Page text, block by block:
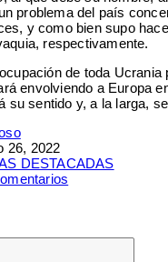
problema del país
y como bien supo
respectivamente.
de toda
envolviendo a Europa
su sentido y, a la larga,
26, 2022
DESTACADAS